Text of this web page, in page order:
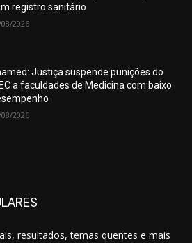
registro sanitário
2026
Justiça suspende punições do
a faculdades de Medicina com baixo
2026
resultados, temas quentes e mais